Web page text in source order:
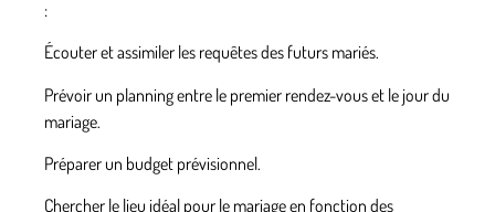
:
Écouter et assimiler les requêtes des futurs mariés.
Prévoir un planning entre le premier rendez-­vous et le jour du
mariage.
Préparer un budget prévisionnel.
Chercher le lieu idéal pour le mariage en fonction des